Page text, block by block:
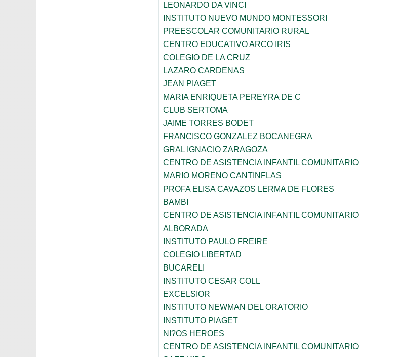
LEONARDO DA VINCI
INSTITUTO NUEVO MUNDO MONTESSORI
PREESCOLAR COMUNITARIO RURAL
CENTRO EDUCATIVO ARCO IRIS
COLEGIO DE LA CRUZ
LAZARO CARDENAS
JEAN PIAGET
MARIA ENRIQUETA PEREYRA DE C
CLUB SERTOMA
JAIME TORRES BODET
FRANCISCO GONZALEZ BOCANEGRA
GRAL IGNACIO ZARAGOZA
CENTRO DE ASISTENCIA INFANTIL COMUNITARIO
MARIO MORENO CANTINFLAS
PROFA ELISA CAVAZOS LERMA DE FLORES
BAMBI
CENTRO DE ASISTENCIA INFANTIL COMUNITARIO
ALBORADA
INSTITUTO PAULO FREIRE
COLEGIO LIBERTAD
BUCARELI
INSTITUTO CESAR COLL
EXCELSIOR
INSTITUTO NEWMAN DEL ORATORIO
INSTITUTO PIAGET
NI?OS HEROES
CENTRO DE ASISTENCIA INFANTIL COMUNITARIO